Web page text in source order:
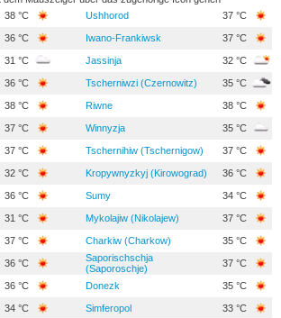
38 °C Ushhorod 37 °C
36 °C Iwano-Frankiwsk 37 °C
31 °C Jassinja 32 °C
36 °C Tscherniwzi (Czernowitz) 35 °C
38 °C Riwne 38 °C
37 °C Winnyzja 35 °C
37 °C Tschernihiw (Tschernigow) 37 °C
32 °C Kropywnyzkyj (Kirowograd) 36 °C
36 °C Sumy 34 °C
31 °C Mykolajiw (Nikolajew) 37 °C
37 °C Charkiw (Charkow) 35 °C
36 °C
Saporischschja
(Saporoschje)
37 °C
36 °C Donezk 35 °C
34 °C Simferopol 33 °C